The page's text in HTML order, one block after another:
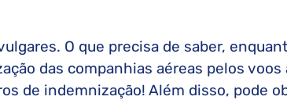
O que precisa de saber,
das companhias aéreas pelos voos
de indemnização! Além disso, pode